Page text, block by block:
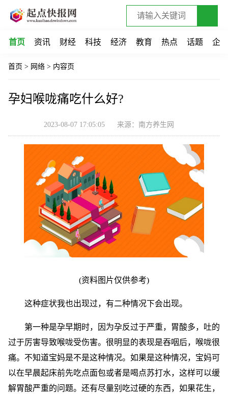
首页 资讯 财经 科技 经济 教育 热点 话题 企业
首页 > 网络 > 内容页
孕妇喉咙痛吃什么好?
2023-08-07 17:05:05 来源：南方养生网
(资料图片仅供参考)
这种症状我也出现过，有二种情况下会出现。
第一种是孕早期时，因为孕反过于严重，胃酸多，吐的
过于厉害导致喉咙受伤害。很明显的表现是吞咽后，喉咙很
痛。不知道宝妈是不是这种情况。如果是这种情况，宝妈可
以在早晨起床前先吃点面包或者是喝点苏打水，这样可以缓
解胃酸严重的问题。还有尽量别吃过硬的东西，如果花生，